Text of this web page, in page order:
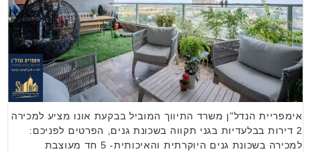
אימפריית הנדל"ן משרד התיווך המוביל בבקעת אונו מציע למכירה
2 דירות בבלעדיות בגני תקווה בשכונת גנים, הפרטים לפניכם:
למכירה בשכונת גנים היוקרתית והאיכותית- 5 חד מעוצבת